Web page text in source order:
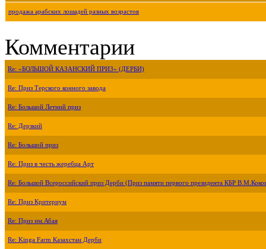
продажа арабских лошадей разных возрастов
Комментарии
Re: «БОЛЬШОЙ КАЗАНСКИЙ ПРИЗ» (ДЕРБИ)
Re: Приз Терского конного завода
Re: Большой Летний приз
Re: Дерзкий
Re: Большой приз
Re: Приз в честь жеребца Арт
Re: Большой Всероссийский приз Дерби (Приз памяти первого президента КБР
Re: Приз Критериум
Re: Приз им.Абая
Re: Kinga Farm Казахстан Дерби